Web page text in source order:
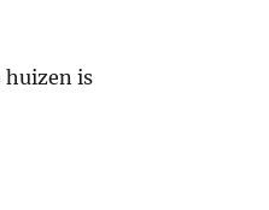
is